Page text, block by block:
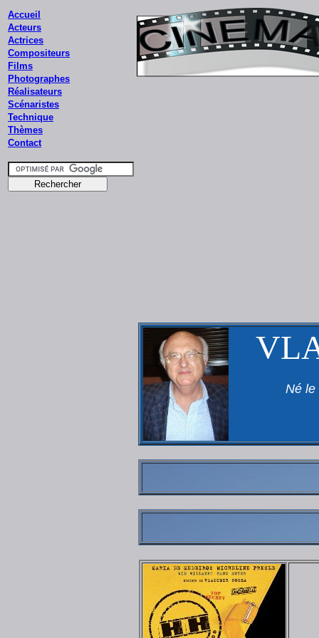
Accueil
Acteurs
Actrices
Compositeurs
Films
Photographes
Réalisateurs
Scénaristes
Technique
Thèmes
Contact
Né le